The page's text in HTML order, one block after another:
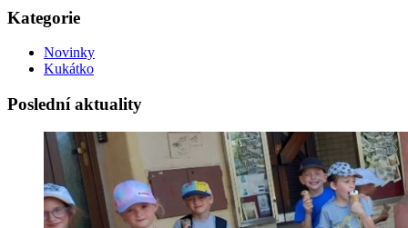
Kategorie
Novinky
Kukátko
Poslední aktuality